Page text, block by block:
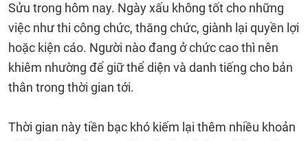
Sửu trong hôm nay. Ngày xấu không tốt cho những
việc như thi công chức, thăng chức, giành lại quyền lợi
hoặc kiện cáo. Người nào đang ở chức cao thì nên
khiêm nhường để giữ thể diện và danh tiếng cho bản
thân trong thời gian tới.
Thời gian này tiền bạc khó kiếm lại thêm nhiều khoản